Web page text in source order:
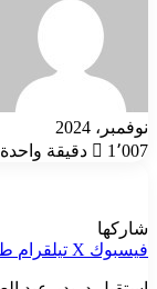
نوفمبر، 2024
1٬007
دقيقة واحدة
شاركها
فيسبوك ‫X تيلقرام